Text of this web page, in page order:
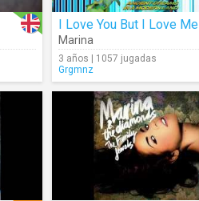
Marina
3 años | 1057 jugadas
Grgmnz